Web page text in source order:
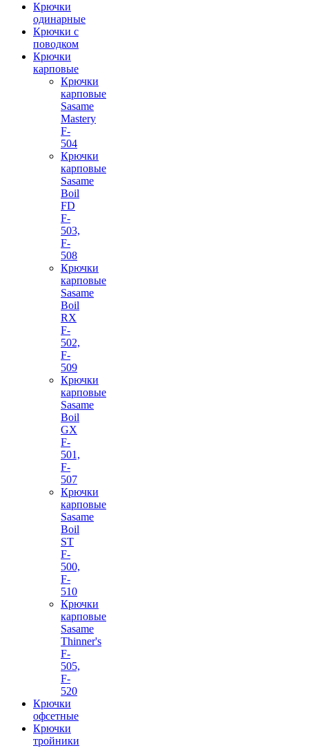
Крючки
одинарные
Крючки с
поводком
Крючки
карповые
Крючки
карповые
Sasame
Mastery
F-
504
Крючки
карповые
Sasame
Boil
FD
F-
503,
F-
508
Крючки
карповые
Sasame
Boil
RX
F-
502,
F-
509
Крючки
карповые
Sasame
Boil
GX
F-
501,
F-
507
Крючки
карповые
Sasame
Boil
ST
F-
500,
F-
510
Крючки
карповые
Sasame
Thinner's
F-
505,
F-
520
Крючки
офсетные
Крючки
тройники